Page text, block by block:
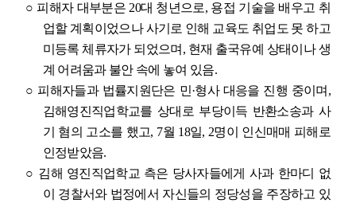
○ 피해자 대부분은 20대 청년으로, 용접 기술을 배우고 취
업할 계획이었으나 사기로 인해 교육도 취업도 못 하고
미등록 체류자가 되었으며 , 현재 출국유예 상태이나 생
계 어려움과 불안 속에 놓여 있음.
○ 피해자들과 법률지원단은 민·형사 대응을 진행 중이며 ,
김해영진직업학교를 상대로 부당이득 반환소송과 사
기 혐의 고소를 했고, 7월 18일, 2명이 인신매매 피해로
인정받았음.
○ 김해 영진직업학교 측은 당사자들에게 사과 한마디 없
이 경찰서와 법정에서 자신들의 정당성을 주장하고 있